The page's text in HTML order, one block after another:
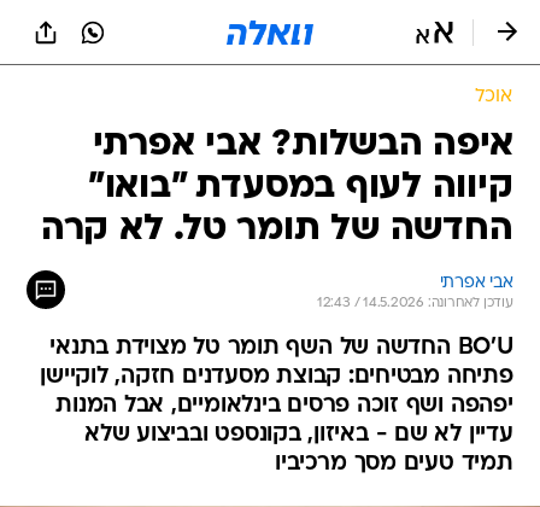
אוכל
איפה הבשלות? אבי אפרתי
קיווה לעוף במסעדת "בואו"
החדשה של תומר טל. לא קרה
אבי אפרתי
עודכן לאחרונה: 14.5.2026 / 12:43
BO'U החדשה של השף תומר טל מצוידת בתנאי
פתיחה מבטיחים: קבוצת מסעדנים חזקה, לוקיישן
יפהפה ושף זוכה פרסים בינלאומיים, אבל המנות
עדיין לא שם - באיזון, בקונספט ובביצוע שלא
תמיד טעים מסך מרכיביו